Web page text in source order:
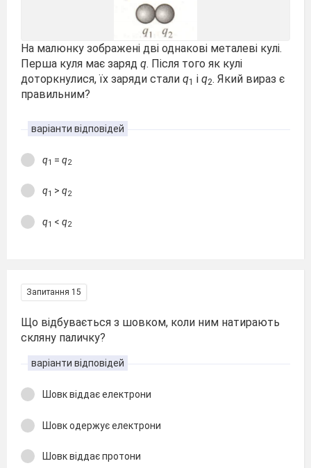
На малюнку зображені дві однакові металеві кулі.
Перша куля має заряд q. Після того як кулі
доторкнулися, їх заряди стали q1 і q2. Який вираз є
правильним?
варіанти відповідей
q1 = q2
q1 > q2
q1 < q2
Запитання 15
Що відбувається з шовком, коли ним натирають
скляну паличку?
варіанти відповідей
Шовк віддає електрони
Шовк одержує електрони
Шовк віддає протони